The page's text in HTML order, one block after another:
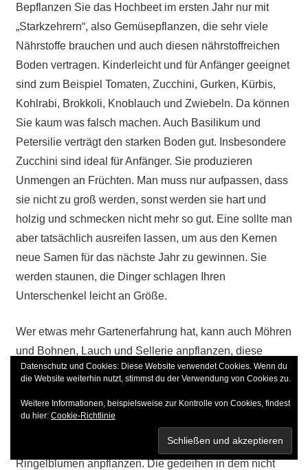
Bepflanzen Sie das Hochbeet im ersten Jahr nur mit
„Starkzehrern“, also Gemüsepflanzen, die sehr viele
Nährstoffe brauchen und auch diesen nährstoffreichen
Boden vertragen. Kinderleicht und für Anfänger geeignet
sind zum Beispiel Tomaten, Zucchini, Gurken, Kürbis,
Kohlrabi, Brokkoli, Knoblauch und Zwiebeln. Da können
Sie kaum was falsch machen. Auch Basilikum und
Petersilie verträgt den starken Boden gut. Insbesondere
Zucchini sind ideal für Anfänger. Sie produzieren
Unmengen an Früchten. Man muss nur aufpassen, dass
sie nicht zu groß werden, sonst werden sie hart und
holzig und schmecken nicht mehr so gut. Eine sollte man
aber tatsächlich ausreifen lassen, um aus den Kernen
neue Samen für das nächste Jahr zu gewinnen. Sie
werden staunen, die Dinger schlagen Ihren
Unterschenkel leicht an Größe.
Wer etwas mehr Gartenerfahrung hat, kann auch Möhren
und Bohnen, Lauch und Sellerie anpflanzen, diese
Pflanzen benötigen aber schon gewisse
Im zweiten Jahr können Sie außerdem dazu
Blumenkohl, Salate, Paprika, Peperoni und
Ringelblumen anpflanzen. Die gedeihen in dem nicht
Datenschutz und Cookies: Diese Website verwendet Cookies. Wenn du
die Website weiterhin nutzt, stimmst du der Verwendung von Cookies zu.
Weitere Informationen, beispielsweise zur Kontrolle von Cookies, findest
du hier: Cookie-Richtlinie